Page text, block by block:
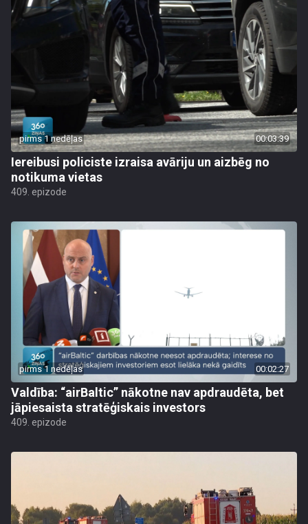
pirms 1 nedēļas 00:03:39
Iereibusi policiste izraisa avāriju un aizbēg no
notikuma vietas
409. epizode
pirms 1 nedēļas 00:02:27
Valdība: “airBaltic” nākotne nav apdraudēta, bet
jāpiesaista stratēģiskais investors
409. epizode